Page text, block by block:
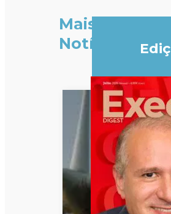
Mais
Notícias